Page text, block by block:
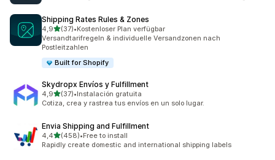
Shipping Rates Rules & Zones
4,9von 5 Sternen
(37)
37 Rezensionen insgesamt
•Kostenloser Plan verfügbar
Versandtarifregeln & individuelle Versandzonen nach
Postleitzahlen
Built for Shopify
Skydropx Envíos y Fulfillment
4,9von 5 Sternen
(37)
37 Rezensionen insgesamt
•Instalación gratuita
Cotiza, crea y rastrea tus envíos en un solo lugar.
Envia Shipping and Fulfillment
4,4von 5 Sternen
(458)
458 Rezensionen insgesamt
•Free to install
Rapidly create domestic and international shipping labels